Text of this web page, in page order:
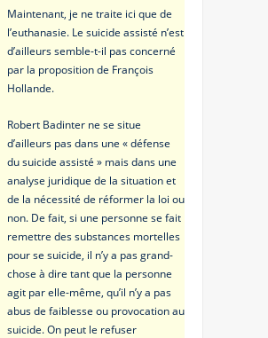
Maintenant, je ne traite ici que de
l’euthanasie. Le suicide assisté n’est
d’ailleurs semble-t-il pas concerné
par la proposition de François
Hollande.
Robert Badinter ne se situe
d’ailleurs pas dans une « défense
du suicide assisté » mais dans une
analyse juridique de la situation et
de la nécessité de réformer la loi ou
non. De fait, si une personne se fait
remettre des substances mortelles
pour se suicide, il n’y a pas grand-
chose à dire tant que la personne
agit par elle-même, qu’il n’y a pas
abus de faiblesse ou provocation au
suicide. On peut le refuser